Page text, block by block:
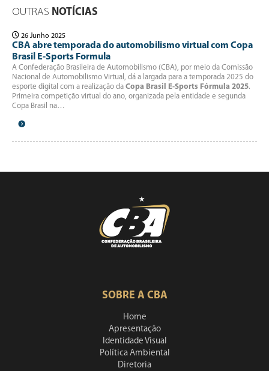
OUTRAS NOTÍCIAS
26 Junho 2025
CBA abre temporada do automobilismo virtual com Copa
Brasil E-Sports Formula
A Confederação Brasileira de Automobilismo (CBA), por meio da Comissão
Nacional de Automobilismo Virtual, dá a largada para a temporada 2025 do
esporte digital com a realização da Copa Brasil E-Sports Fórmula 2025.
Primeira competição virtual do ano, organizada pela entidade e segunda
Copa Brasil na…
SOBRE A CBA
Home
Apresentação
Identidade Visual
Política Ambiental
Diretoria